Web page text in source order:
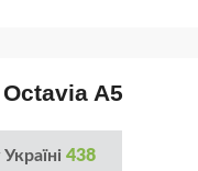
A5
Україні 438